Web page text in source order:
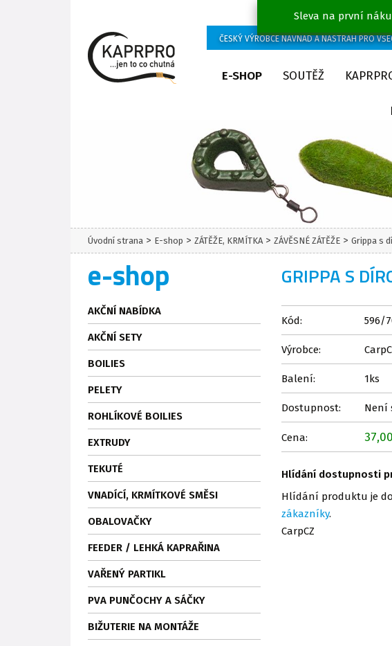
Sleva na první
ČESKÝ VÝROBCE NÁVNAD A NÁSTRAH PRO
E-SHOP SOUTĚŽ
Úvodní strana > E-shop > ZÁTĚŽE, KRMÍTKA> ZÁVĚSNÉ ZÁTĚŽE > Grippa s
e-shop
AKČNÍ NABÍDKA
AKČNÍ SETY
BOILIES
PELETY
ROHLÍKOVÉ BOILIES
EXTRUDY
TEKUTÉ
VNADÍCÍ, KRMÍTKOVÉ SMĚSI
OBALOVAČKY
FEEDER / LEHKÁ KAPRAŘINA
VAŘENÝ PARTIKL
PVA PUNČOCHY A SÁČKY
BIŽUTERIE NA MONTÁŽE
GRIPPA S
Kód: 596/
Výrobce:
Balení: 1ks
Dostupnost: Není
Cena:
Hlídání dostupnosti
Hlídání produktu je
zákazníky.
CarpCZ